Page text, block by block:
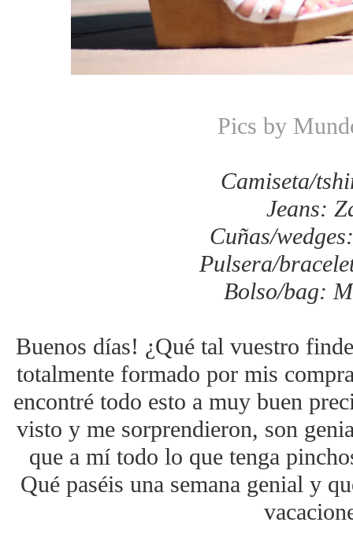
Pics by
Camiseta/
Jeans:
Cuñas/
Pulsera/
Bolso/bag:
Buenos días! ¿Qué tal vuestro
totalmente formado por mis
encontré todo esto a muy buen
visto y me sorprendieron, son
que a mí todo lo que tenga
Qué paséis una semana genial y